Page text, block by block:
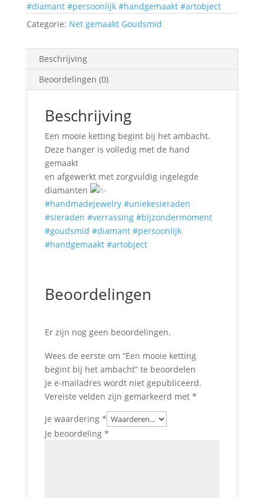
#diamant #persoonlijk #handgemaakt #artobject
Categorie: Net gemaakt Goudsmid
Beschrijving
Beoordelingen (0)
Beschrijving
Een mooie ketting begint bij het ambacht.
Deze hanger is volledig met de hand
gemaakt
en afgewerkt met zorgvuldig ingelegde
diamanten
#handmadejewelry #uniekesieraden
#sieraden #verrassing #bijzondermoment
#goudsmid #diamant #persoonlijk
#handgemaakt #artobject
Beoordelingen
Er zijn nog geen beoordelingen.
Wees de eerste om “Een mooie ketting
begint bij het ambacht” te beoordelen
Je e-mailadres wordt niet gepubliceerd.
Vereiste velden zijn gemarkeerd met *
Je waardering *
Je beoordeling *